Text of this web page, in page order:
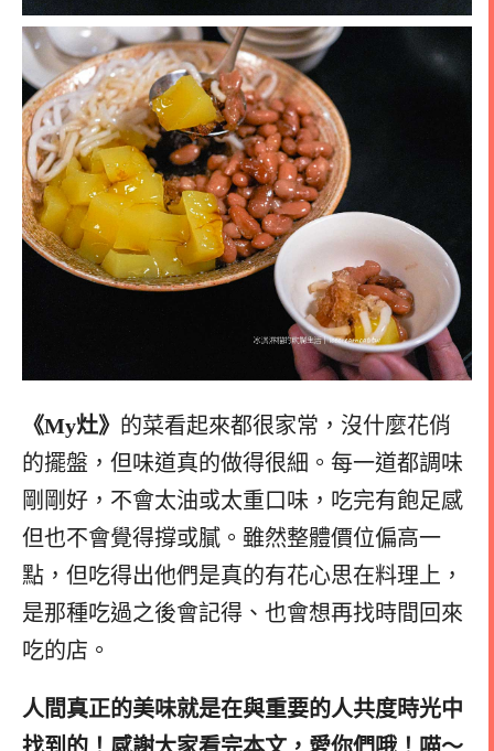
《My灶》 的菜看起來都很家常，沒什麼花俏
的擺盤，但味道真的做得很細。每一道都調味
剛剛好，不會太油或太重口味，吃完有飽足感
但也不會覺得撐或膩。雖然整體價位偏高一
點，但吃得出他們是真的有花心思在料理上，
是那種吃過之後會記得、也會想再找時間回來
吃的店。
人間真正的美味就是在與重要的人共度時光中
找到的！感謝大家看完本文，愛你們哦！喵～